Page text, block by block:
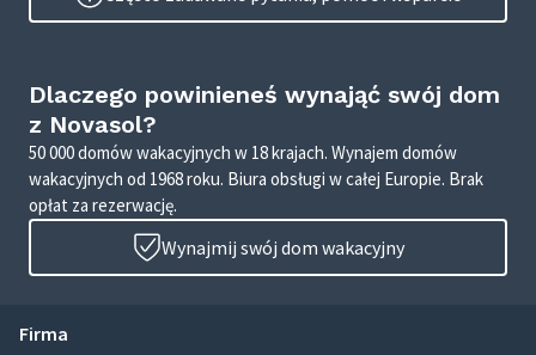
Dlaczego powinieneś wynająć swój dom
z Novasol?
50 000 domów wakacyjnych w 18 krajach. Wynajem domów
wakacyjnych od 1968 roku. Biura obsługi w całej Europie. Brak
opłat za rezerwację.
Wynajmij swój dom wakacyjny
Firma